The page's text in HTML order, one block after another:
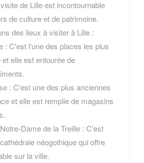
de Lille est incontournable
de culture et de patrimoine.
des lieux à visiter à Lille :
: C'est l'une des places les plus
elle est entourée de
: C'est une des plus anciennes
et elle est remplie de magasins
Dame de la Treille : C'est
néogothique qui offre
sur la ville.